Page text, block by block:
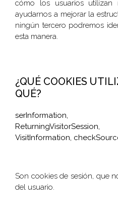
cómo los usuarios
ayudarnos a mejorar la
ningún tercero podremos
esta manera.
¿QUÉ COOKIES
QUÉ?
serInformation,
VisitInformation,
Son cookies de sesión, que
del usuario.